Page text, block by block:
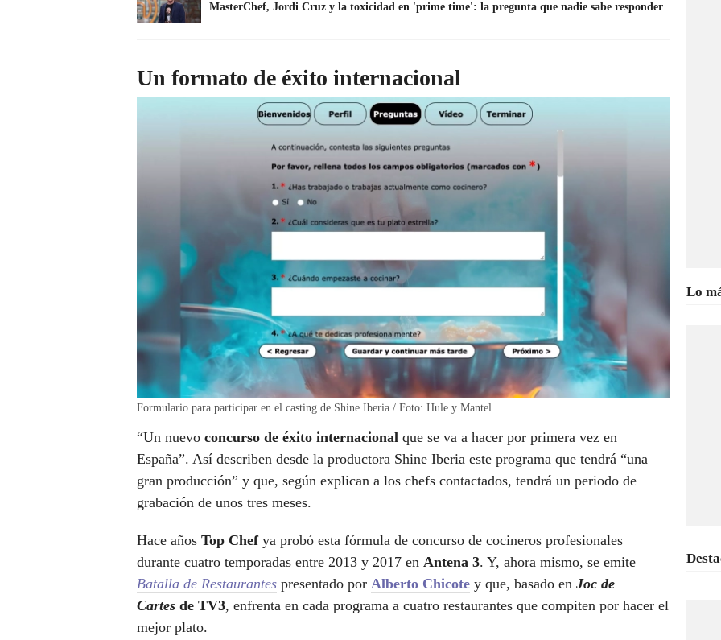
MasterChef, Jordi Cruz y la toxicidad en 'prime time': la pregunta que nadie sabe responder
Un formato de éxito internacional
Formulario para participar en el casting de Shine Iberia / Foto: Hule y Mantel
“Un nuevo concurso de éxito internacional que se va a hacer por primera vez en
España”. Así describen desde la productora Shine Iberia este programa que tendrá “una
gran producción” y que, según explican a los chefs contactados, tendrá un periodo de
grabación de unos tres meses.
Hace años Top Chefya probó esta fórmula de concurso de cocineros profesionales
durante cuatro temporadas entre 2013 y 2017 en Antena 3. Y, ahora mismo, se emite
Batalla de Restaurantes presentado por Alberto Chicote y que, basado en Joc de
Cartes de TV3, enfrenta en cada programa a cuatro restaurantes que compiten por hacer el
mejor plato.
Lo